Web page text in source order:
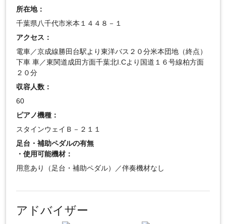
所在地：
千葉県八千代市米本１４４８－１
アクセス：
電車／京成線勝田台駅より東洋バス２０分米本団地（終点）
下車 車／東関道成田方面千葉北I.Cより国道１６号線柏方面
２０分
収容人数：
60
ピアノ機種：
スタインウェイＢ－２１１
足台・補助ペダルの有無
・使用可能機材：
用意あり（足台・補助ペダル）／伴奏機材なし
アドバイザー